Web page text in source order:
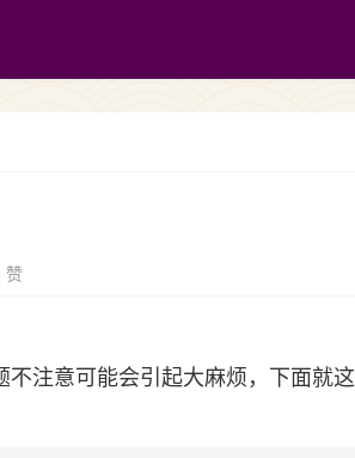
赞
注意可能会引起大麻烦，下面就这